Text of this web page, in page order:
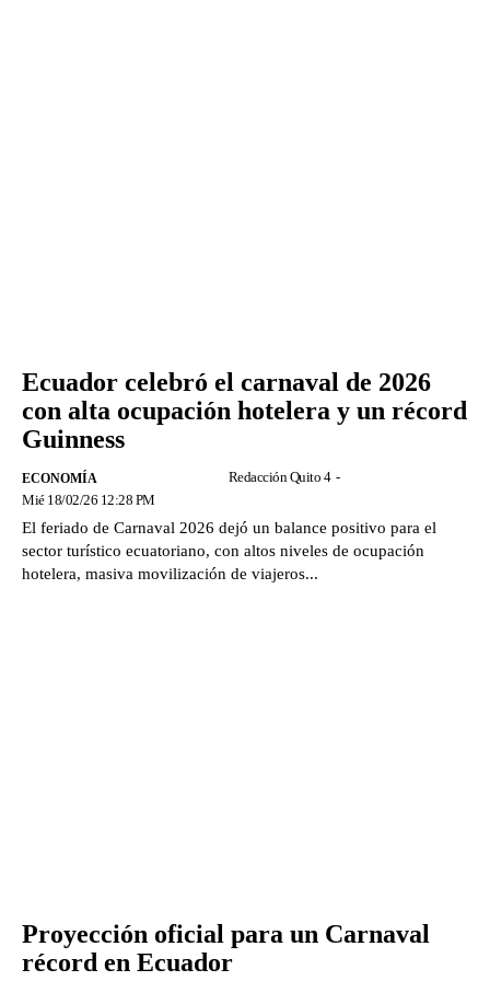
Ecuador celebró el carnaval de 2026
con alta ocupación hotelera y un récord
Guinness
ECONOMÍA Redacción Quito 4 -
Mié 18/02/26 12:28 PM
El feriado de Carnaval 2026 dejó un balance positivo para el
sector turístico ecuatoriano, con altos niveles de ocupación
hotelera, masiva movilización de viajeros...
Proyección oficial para un Carnaval
récord en Ecuador